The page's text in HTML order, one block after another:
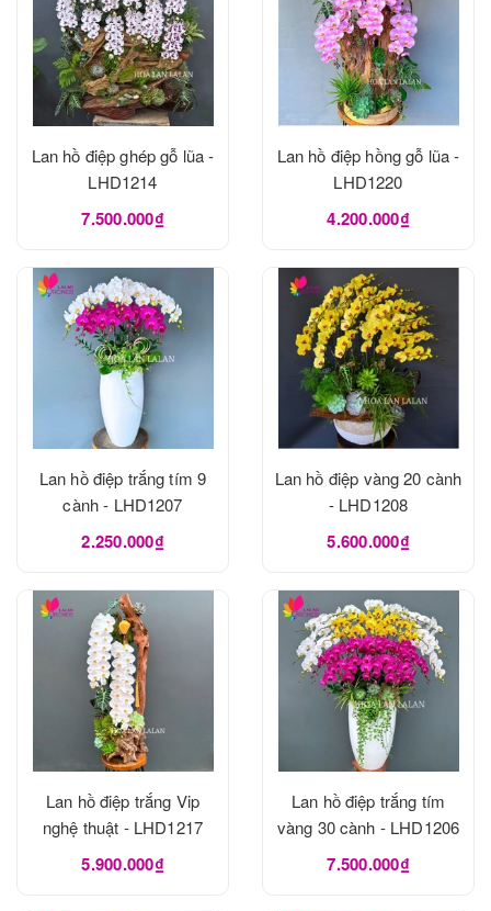
Lan hồ điệp ghép gỗ lũa -
LHD1214
7.500.000₫
Lan hồ điệp hồng gỗ lũa -
LHD1220
4.200.000₫
Lan hồ điệp trắng tím 9
cành - LHD1207
2.250.000₫
Lan hồ điệp vàng 20 cành
- LHD1208
5.600.000₫
Lan hồ điệp trắng Vip
nghệ thuật - LHD1217
5.900.000₫
Lan hồ điệp trắng tím
vàng 30 cành - LHD1206
7.500.000₫